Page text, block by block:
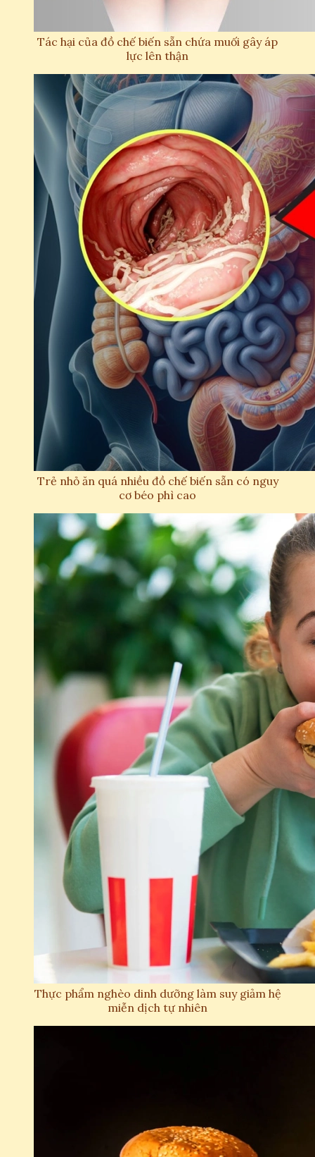
Tác hại của đồ chế biến sẵn chứa muối gây áp
lực lên thận
Trẻ nhỏ ăn quá nhiều đồ chế biến sẵn có nguy
cơ béo phì cao
Thực phẩm nghèo dinh dưỡng làm suy giảm hệ
miễn dịch tự nhiên